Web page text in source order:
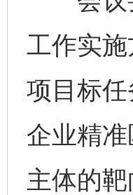
工作实
项目标
企业精
主体的